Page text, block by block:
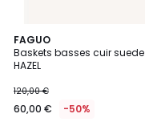
FAGUO
Baskets basses cuir suede
HAZEL
120,00 €
60,00 € -50%